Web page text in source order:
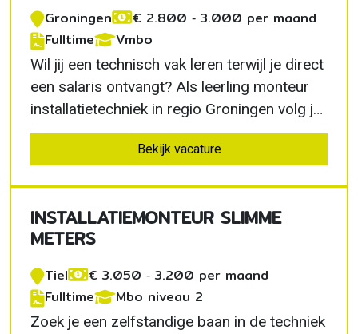
Groningen
€ 2.800 ‐ 3.000 per maand
Fulltime
Vmbo
Wil jij een technisch vak leren terwijl je direct
een salaris ontvangt? Als leerling monteur
installatietechniek in regio Groningen volg je
een praktijkgericht leer-werktraject van 18
weken. Je werkt vanaf de eerste dag mee
Bekijk vacature
INSTALLATIEMONTEUR SLIMME
METERS
Tiel
€ 3.050 ‐ 3.200 per maand
Fulltime
Mbo niveau 2
Zoek je een zelfstandige baan in de techniek